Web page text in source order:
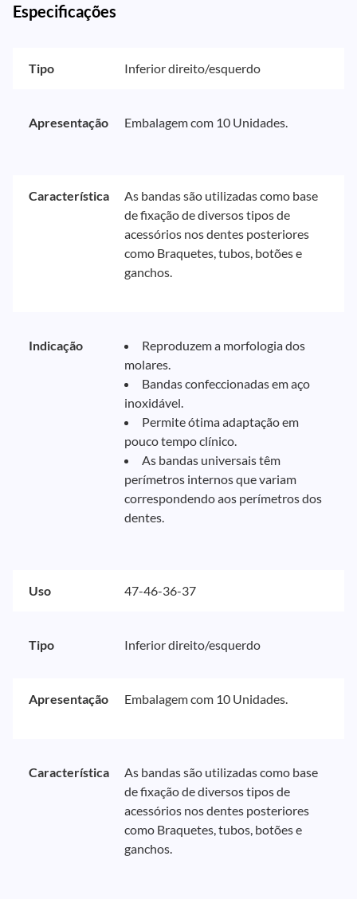
Especificações
Tipo Inferior direito/esquerdo
Apresentação Embalagem com 10 Unidades.
Característica
As bandas são utilizadas como base
de fixação de diversos tipos de
acessórios nos dentes posteriores
como Braquetes, tubos, botões e
ganchos.
Indicação
Reproduzem a morfologia dos
molares.
Bandas confeccionadas em aço
inoxidável.
Permite ótima adaptação em
pouco tempo clínico.
As bandas universais têm
perímetros internos que variam
correspondendo aos perímetros dos
dentes.
Uso 47-46-36-37
Tipo Inferior direito/esquerdo
Apresentação Embalagem com 10 Unidades.
Característica
As bandas são utilizadas como base
de fixação de diversos tipos de
acessórios nos dentes posteriores
como Braquetes, tubos, botões e
ganchos.